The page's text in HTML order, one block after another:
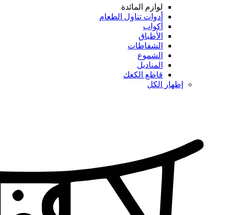
لوازم المائدة
أدوات تناول الطعام
أكواب
الأطباق
الشفاطات
الشموع
المناديل
قاطع الكعك
إظهار الكل